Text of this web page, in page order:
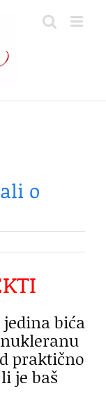
o
jedina bića
praktično
je baš